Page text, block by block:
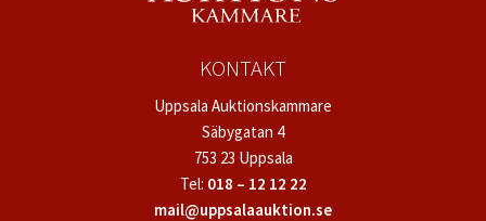
KONTAKT
Uppsala Auktionskammare
Säbygatan 4
753 23 Uppsala
Tel: 018 – 12 12 22
mail@uppsalaauktion.se